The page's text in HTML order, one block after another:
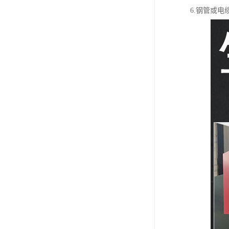
6.钢管或电